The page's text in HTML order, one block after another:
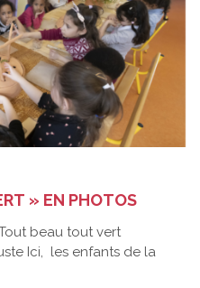
» EN PHOTOS
beau tout vert
Ici, les enfants de la